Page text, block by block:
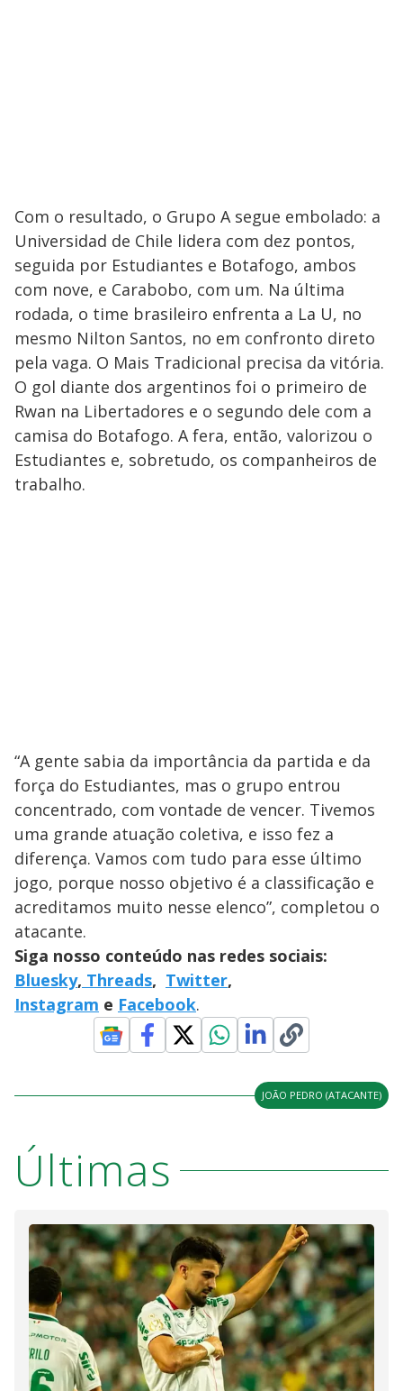
Com o resultado, o Grupo A segue embolado: a
Universidad de Chile lidera com dez pontos,
seguida por Estudiantes e Botafogo, ambos
com nove, e Carabobo, com um. Na última
rodada, o time brasileiro enfrenta a La U, no
mesmo Nilton Santos, no em confronto direto
pela vaga. O Mais Tradicional precisa da vitória.
O gol diante dos argentinos foi o primeiro de
Rwan na Libertadores e o segundo dele com a
camisa do Botafogo. A fera, então, valorizou o
Estudiantes e, sobretudo, os companheiros de
trabalho.
“A gente sabia da importância da partida e da
força do Estudiantes, mas o grupo entrou
concentrado, com vontade de vencer. Tivemos
uma grande atuação coletiva, e isso fez a
diferença. Vamos com tudo para esse último
jogo, porque nosso objetivo é a classificação e
acreditamos muito nesse elenco”, completou o
atacante.
Siga nosso conteúdo nas redes sociais:
Bluesky, Threads, Twitter,
Instagram e Facebook.
JOÃO PEDRO (ATACANTE)
Últimas